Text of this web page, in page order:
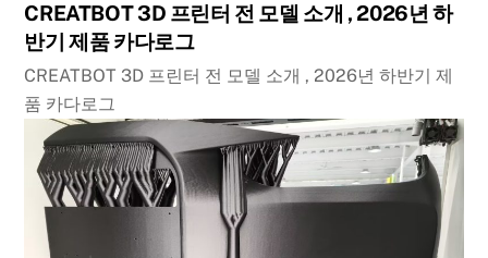
CREATBOT 3D 프린터 전 모델 소개 , 2026년 하
반기 제품 카다로그
CREATBOT 3D 프린터 전 모델 소개 , 2026년 하반기 제
품 카다로그